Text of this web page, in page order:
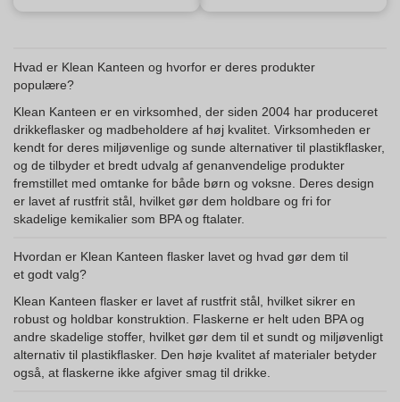
Hvad er Klean Kanteen og hvorfor er deres produkter
populære?
Klean Kanteen er en virksomhed, der siden 2004 har produceret
drikkeflasker og madbeholdere af høj kvalitet. Virksomheden er
kendt for deres miljøvenlige og sunde alternativer til plastikflasker,
og de tilbyder et bredt udvalg af genanvendelige produkter
fremstillet med omtanke for både børn og voksne. Deres design
er lavet af rustfrit stål, hvilket gør dem holdbare og fri for
skadelige kemikalier som BPA og ftalater.
Hvordan er Klean Kanteen flasker lavet og hvad gør dem til
et godt valg?
Klean Kanteen flasker er lavet af rustfrit stål, hvilket sikrer en
robust og holdbar konstruktion. Flaskerne er helt uden BPA og
andre skadelige stoffer, hvilket gør dem til et sundt og miljøvenligt
alternativ til plastikflasker. Den høje kvalitet af materialer betyder
også, at flaskerne ikke afgiver smag til drikke.